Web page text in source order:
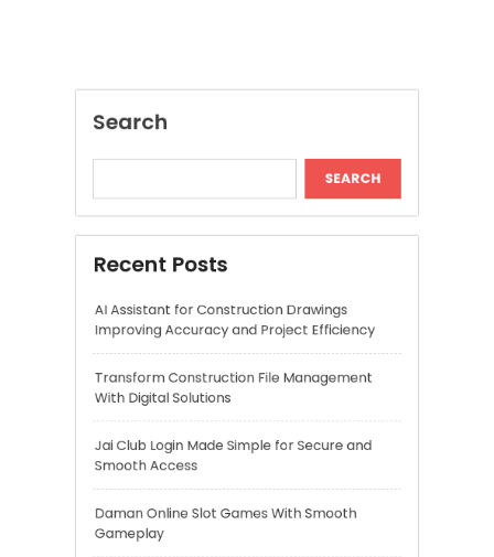
AI Assistant for Construction Drawings
Improving Accuracy and Project Efficiency
Transform Construction File Management
With Digital Solutions
Jai Club Login Made Simple for Secure and
Daman Online Slot Games With Smooth
Gameplay
The Daman Game Experience in Modern
Online Entertainment